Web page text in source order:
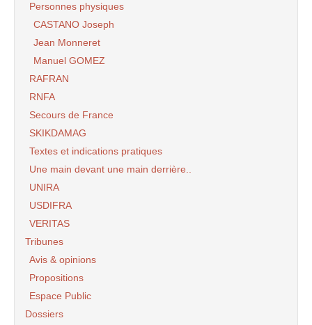
Personnes physiques
CASTANO Joseph
Jean Monneret
Manuel GOMEZ
RAFRAN
RNFA
Secours de France
SKIKDAMAG
Textes et indications pratiques
Une main devant une main derrière..
UNIRA
USDIFRA
VERITAS
Tribunes
Avis & opinions
Propositions
Espace Public
Dossiers